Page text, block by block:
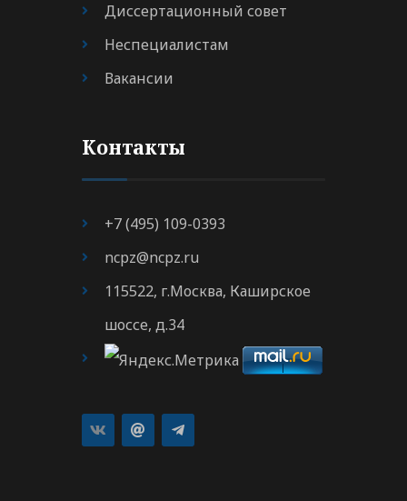
Диссертационный совет
Неспециалистам
Вакансии
Контакты
+7 (495) 109-0393
ncpz@ncpz.ru
115522, г.Москва, Каширское
шоссе, д.34